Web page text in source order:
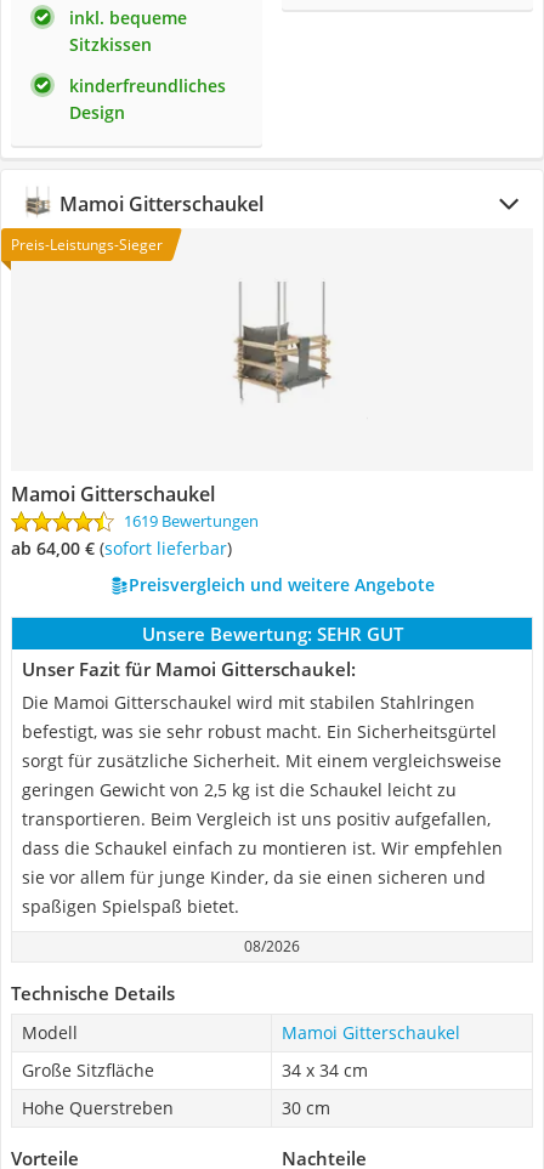
inkl. bequeme
Sitzkissen
kinderfreundliches
Design
Mamoi Gitterschaukel
Preis-Leistungs-Sieger
Mamoi Gitterschaukel
1619 Bewertungen
ab 64,00 € ( Sofort lieferbar)
Preisvergleich und weitere Angebote
Unsere Bewertung: SEHR GUT
Unser Fazit für Mamoi Gitterschaukel:
Die Mamoi Gitterschaukel wird mit stabilen Stahlringen
befestigt, was sie sehr robust macht. Ein Sicherheitsgürtel
sorgt für zusätzliche Sicherheit. Mit einem vergleichsweise
geringen Gewicht von 2,5 kg ist die Schaukel leicht zu
transportieren. Beim Vergleich ist uns positiv aufgefallen,
dass die Schaukel einfach zu montieren ist. Wir empfehlen
sie vor allem für junge Kinder, da sie einen sicheren und
spaßigen Spielspaß bietet.
08/2026
Technische Details
Modell
Mamoi Gitterschaukel
Große Sitzfläche
34 x 34 cm
Hohe Querstreben
30 cm
Vorteile Nachteile